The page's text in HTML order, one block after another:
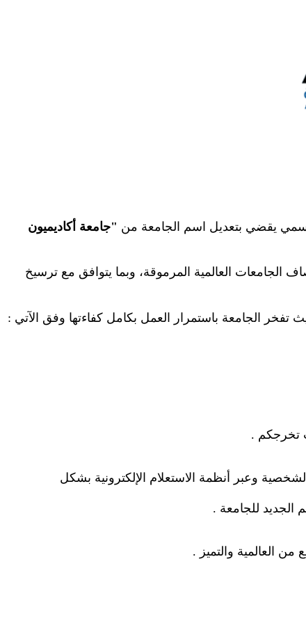
رسمي يقضي بتعديل اسم الجامعة من "جامعة أكاديميون
الجامعات العالمية المرموقة، وبما يتوافق مع ترسيخ
تفخر الجامعة باستمرار العمل بكامل كفاءتها وفق الآتي :
تخرجكم .
وعبر أنظمة الاستعلام الإلكترونية بشكل
الجديد للجامعة .
العالمية والتميز .